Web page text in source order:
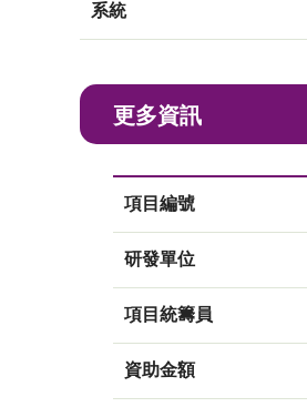
系統
更多資訊
項目編號
研發單位
項目統籌員
資助金額